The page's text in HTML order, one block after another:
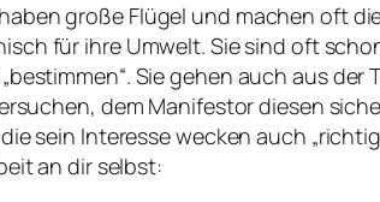
große Flügel und machen oft
für ihre Umwelt. Sie sind oft
Sie gehen auch aus
dem Manifestor diesen
sein Interesse wecken auch
an dir selbst: